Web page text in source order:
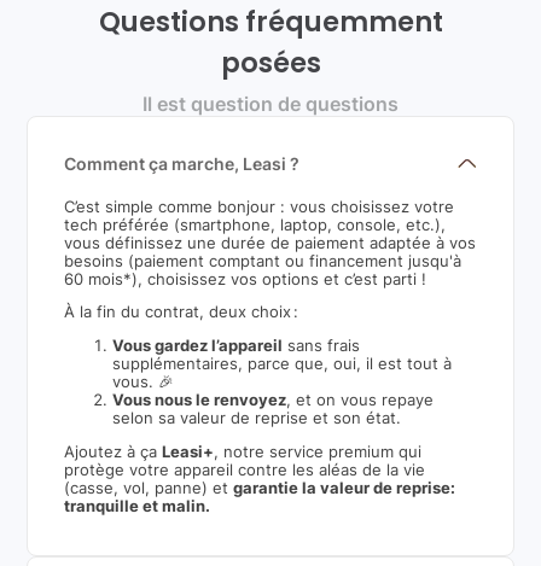
Questions fréquemment
posées
Il est question de questions
Comment ça marche, Leasi ?
C’est simple comme bonjour : vous choisissez votre
tech préférée (smartphone, laptop, console, etc.),
vous définissez une durée de paiement adaptée à vos
besoins (paiement comptant ou financement jusqu'à
60 mois*), choisissez vos options et c’est parti !
À la fin du contrat, deux choix :
Vous gardez l’appareil sans frais
supplémentaires, parce que, oui, il est tout à
vous. 🎉
Vous nous le renvoyez, et on vous repaye
selon sa valeur de reprise et son état.
Ajoutez à ça Leasi+, notre service premium qui
protège votre appareil contre les aléas de la vie
(casse, vol, panne) etgarantie la valeur de reprise:
tranquille et malin.